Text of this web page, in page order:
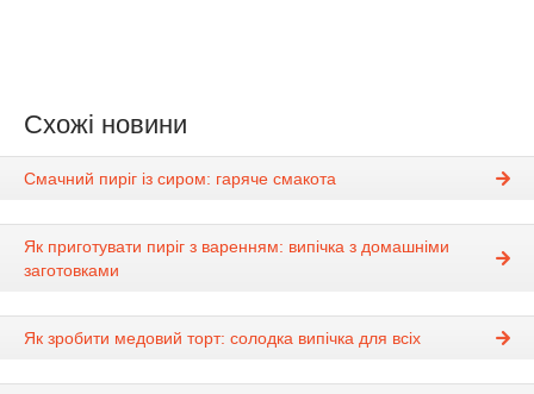
Схожі новини
Смачний пиріг із сиром: гаряче смакота
Як приготувати пиріг з варенням: випічка з домашніми
заготовками
Як зробити медовий торт: солодка випічка для всіх